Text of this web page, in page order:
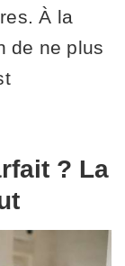
À la
de ne plus
? La